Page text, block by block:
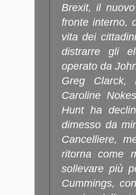
Brexit, il
fronte interno,
vita dei
distrarre gli
operato da
Greg Clarck,
Caroline
Hunt ha
dimesso da
Cancelliere,
ritorna come
sollevare più
Cummings,